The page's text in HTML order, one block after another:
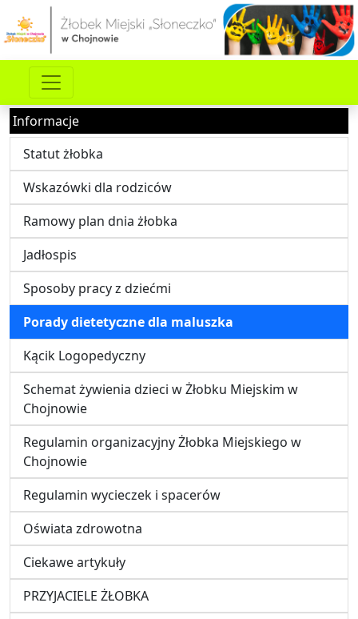
Informacje
Statut żłobka
Wskazówki dla rodziców
Ramowy plan dnia żłobka
Jadłospis
Sposoby pracy z dziećmi
Porady dietetyczne dla maluszka
Kącik Logopedyczny
Schemat żywienia dzieci w Żłobku Miejskim w
Chojnowie
Regulamin organizacyjny Żłobka Miejskiego w
Chojnowie
Regulamin wycieczek i spacerów
Oświata zdrowotna
Ciekawe artykuły
PRZYJACIELE ŻŁOBKA